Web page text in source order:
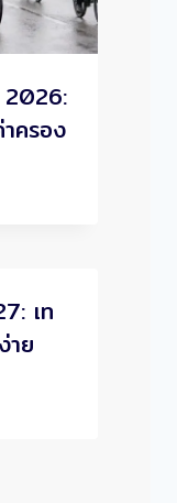
2026:
ครอง
เท
าย